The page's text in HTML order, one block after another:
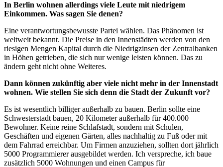
In Berlin wohnen allerdings viele Leute mit niedrigem
Einkommen. Was sagen Sie denen?
Eine verantwortungsbewusste Partei wählen. Das Phänomen ist
weltweit bekannt. Die Preise in den Innenstädten werden von den
riesigen Mengen Kapital durch die Niedrigzinsen der Zentralbanken
in Höhen getrieben, die sich nur wenige leisten können. Das zu
ändern geht nicht ohne Weiteres.
Dann können zukünftig aber viele nicht mehr in der Innenstadt
wohnen. Wie stellen Sie sich denn die Stadt der Zukunft vor?
Es ist wesentlich billiger außerhalb zu bauen. Berlin sollte eine
Schwesterstadt bauen, 20 Kilometer außerhalb für 400.000
Bewohner. Keine reine Schlafstadt, sondern mit Schulen,
Geschäften und eigenen Gärten, alles nachhaltig zu Fuß oder mit
dem Fahrrad erreichbar. Um Firmen anzuziehen, sollten dort jährlich
5000 Programmierer ausgebildet werden. Ich verspreche, ich baue
zusätzlich 5000 Wohnungen und einen Campus für